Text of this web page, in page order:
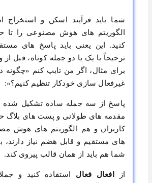
شما باید فرآیند اسکن و استخراج
الگوریتم ‌های هوش مصنوعی را تا
کنید. این یعنی باید پاسخ‌ های
ترجیحاً با یک یا دو جمله کوتاه، قبل از
غیرفعال ‌سازی خودکار تنظیم کنیم؟»:
پاسخ از سه جمله ساده تشکیل شده
مقدمه‌ های طولانی و پست ‌های بلاگ
کاربران و هم الگوریتم‌ های هوش
های مستقیم و قابل هضم نیاز دارند،
شما هم باید از همان قالب پیروی کند.
از افعال فعال استفاده کنید و